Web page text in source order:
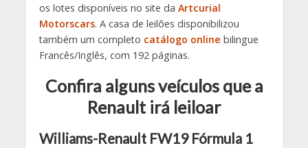
os lotes disponíveis no site da Artcurial
Motorscars. A casa de leilões disponibilizou
também um completo catálogo online bilingue
Francês/Inglês, com 192 páginas.
Confira alguns veículos que a
Renault irá leiloar
Williams-Renault FW19 Fórmula 1